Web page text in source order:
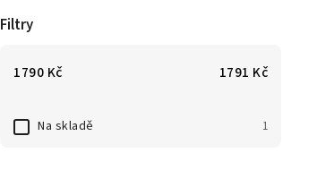
Filtry
1790 Kč 1791 Kč
Na skladě 1